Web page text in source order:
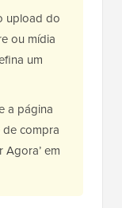
upload do
ou mídia
um
a página
compra
Agora’ em